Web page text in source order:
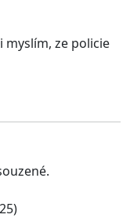
ze policie